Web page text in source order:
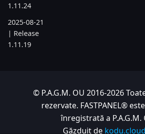
1.11.24
2025-08-21
| Release
1.11.19
© P.A.G.M. OU 2016-2026
rezervate. FASTPANEL®
înregistrată a P.A.G.M.
Găzduit de